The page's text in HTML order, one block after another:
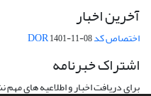
آخرین اخبار
اختصاص کد DOR1401-11-08
اشتراک خبرنامه
برای دریافت اخبار و اطلاعیه های